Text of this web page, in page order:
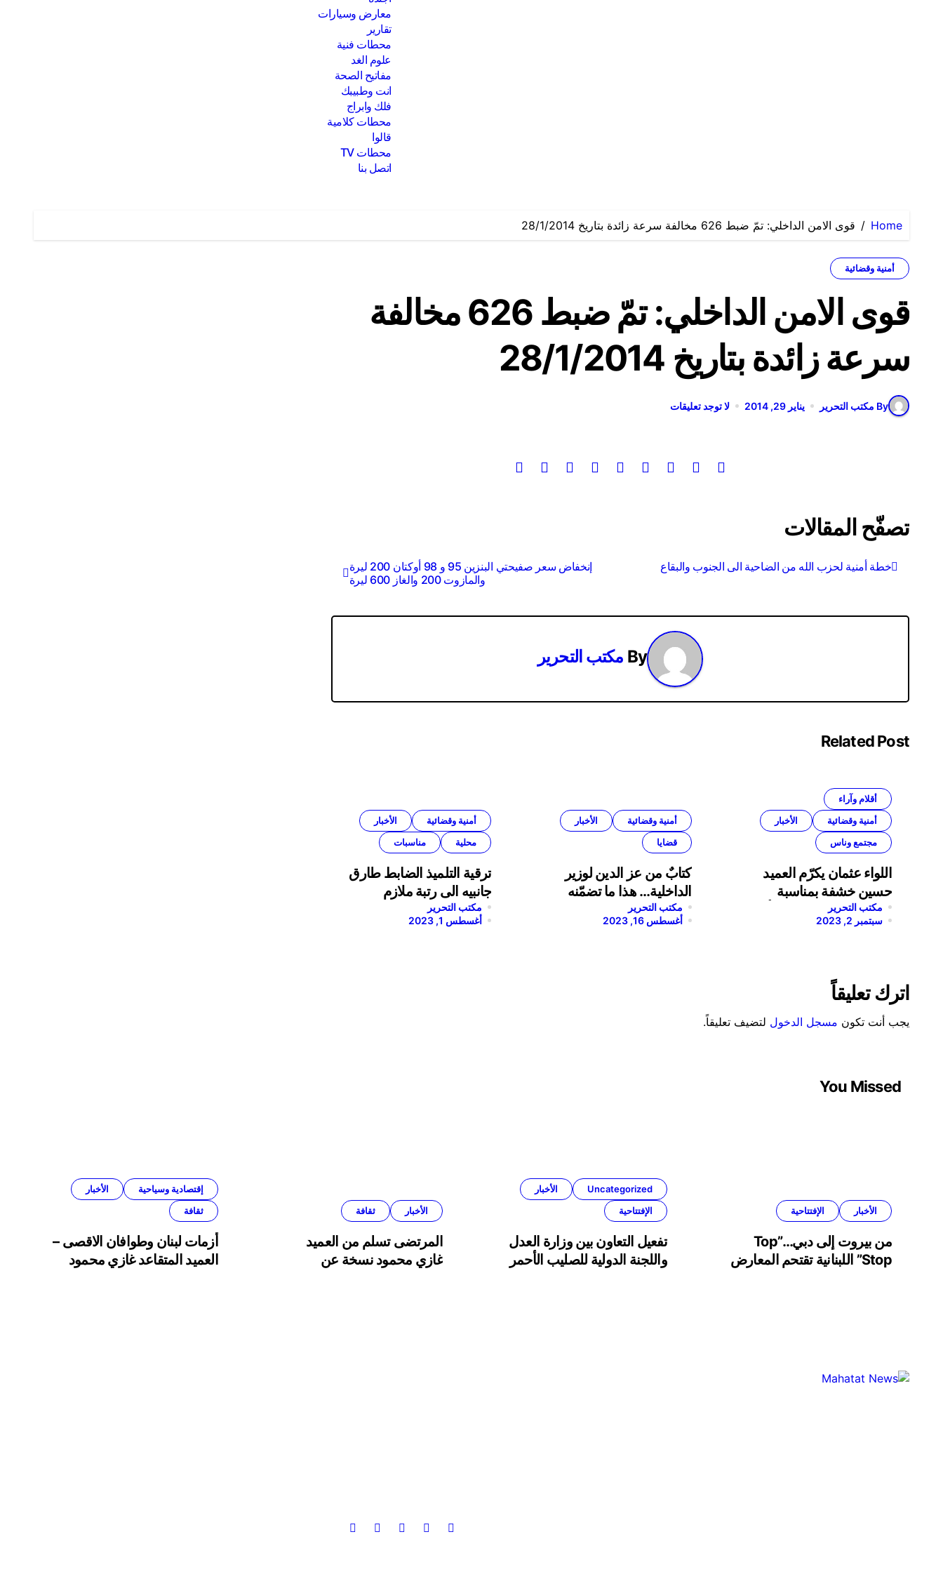
معارض وسيارات
تقارير
محطات فنية
علوم الغد
مفاتيح الصحة
انت وطبيبك
فلك وابراج
محطات كلامية
قالوا
محطات TV
اتصل بنا
Home قوى الامن الداخلي: تمّ ضبط 626 مخالفة سرعة زائدة بتاريخ 28/1/2014
أمنية وقضائية
قوى الامن الداخلي: تمّ ضبط 626 مخالفة
سرعة زائدة بتاريخ 28/1/2014
By مكتب التحرير يناير 29, 2014 لا توجد تعليقات
تصفّح المقالات
خطة أمنية لحزب الله من الضاحية الى الجنوب والبقاع
إنخفاض سعر صفيحتي البنزين 95 و 98 أوكتان 200 ليرة
والمازوت 200 والغاز 600 ليرة
By مكتب التحرير
Related Post
أقلام وآراء
أمنية وقضائية
الأخبار
مجتمع وناس
اللواء عثمان يكرّم العميد
حسين خشفة بمناسبة
انتهاء خدمته في قوى الأمن
الداخلي
مكتب التحرير
سبتمبر 2, 2023
أمنية وقضائية
الأخبار
قضايا
كتابٌ من عز الدين لوزير
الداخلية… هذا ما تضمّنه
مكتب التحرير
أغسطس 16, 2023
أمنية وقضائية
الأخبار
محلية
مناسبات
ترقية التلميذ الضابط طارق
جانبيه الى رتبة ملازم
مكتب التحرير
أغسطس 1, 2023
اترك تعليقاً
يجب أنت تكون مسجل الدخول لتضيف تعليقاً.
You Missed
الأخبار الإفتتاحية
من بيروت إلى دبي…”Top
Stop” اللبنانية تقتحم المعارض
Uncategorized
الأخبار
الإفتتاحية
تفعيل التعاون بين وزارة العدل
واللجنة الدولية للصليب الأحمر
الأخبار ثقافة
المرتضى تسلم من العميد
غازي محمود نسخة عن
إقتصادية وسياحية
الأخبار
ثقافة
أزمات لبنان وطوافان الاقصى –
العميد المتقاعد غازي محمود